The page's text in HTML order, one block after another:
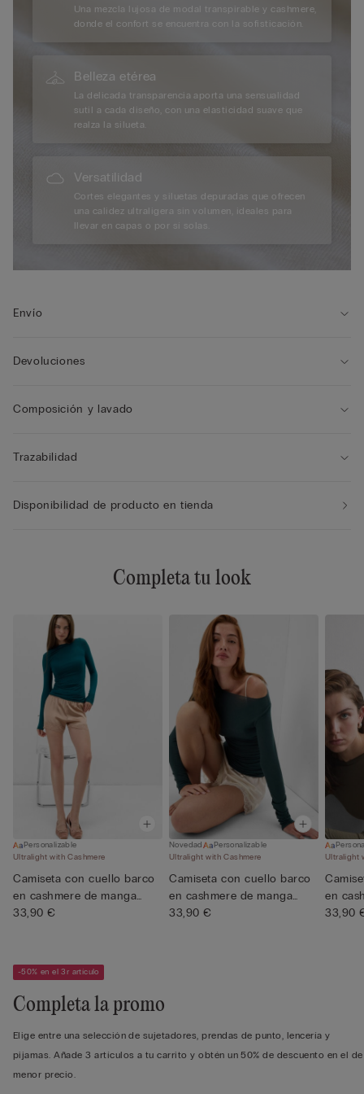
Una mezcla lujosa de modal transpirable y cashmere,
donde el confort se encuentra con la sofisticación.
Belleza etérea
La delicada transparencia aporta una sensualidad
sutil a cada diseño, con una elasticidad suave que
realza la silueta.
Versatilidad
Cortes elegantes y siluetas depuradas que ofrecen
una calidez ultraligera sin volumen, ideales para
llevar en capas o por sí solas.
Envío
Devoluciones
Composición y lavado
Trazabilidad
Disponibilidad de producto en tienda
Completa tu look
Personalizable
Ultralight with Cashmere
Camiseta con cuello barco
en cashmere de manga
Lar...
33,90 €
Novedad
Personalizable
Ultralight with Cashmere
Camiseta con cuello barco
en cashmere de manga
Lar...
33,90 €
Ultralight
en
Lar...
33,90
-50% en el 3r artículo
Completa la promo
Elige entre una selección de sujetadores, prendas de punto, lencería y
pijamas. Añade 3 artículos a tu carrito y obtén un 50% de descuento en el de
menor precio.